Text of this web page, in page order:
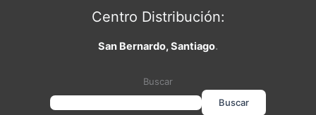
Centro Distribución:
San Bernardo, Santiago.
Buscar
Buscar